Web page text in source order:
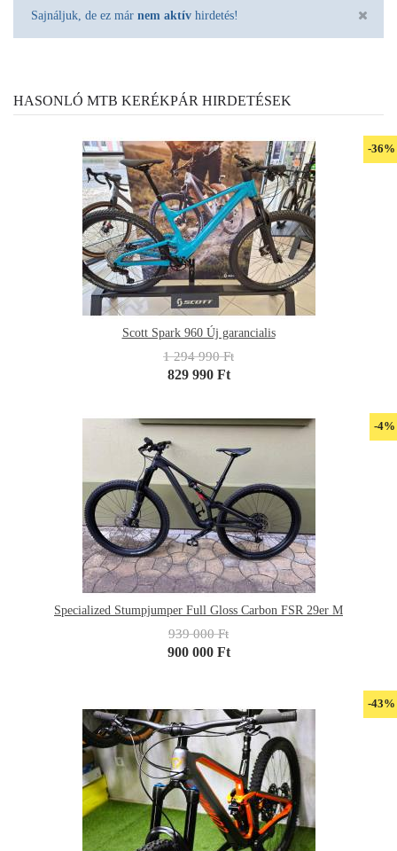
Sajnáljuk, de ez már nem aktív hirdetés!
HASONLÓ MTB KERÉKPÁR HIRDETÉSEK
-36%
Scott Spark 960 Új garancialis
1 294 990 Ft
829 990 Ft
-4%
Specialized Stumpjumper Full Gloss Carbon FSR 29er M
939 000 Ft
900 000 Ft
-43%